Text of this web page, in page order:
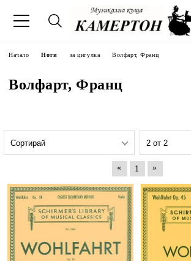
Начало Ноти за цигулка Волфарт, Франц
Волфарт, Франц
« 1 »